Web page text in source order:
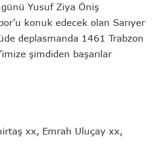
Yusuf Ziya Öniş
konuk edecek olan Sarıyer
deplasmanda 1461 Trabzon
şimdiden başarılar
xx, Emrah Uluçay xx,